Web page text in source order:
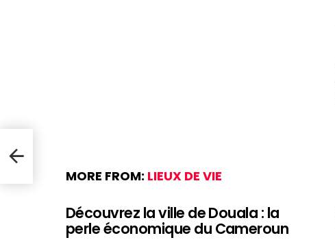
MORE FROM: LIEUX DE VIE
Découvrez la ville de Douala : la
perle économique du Cameroun